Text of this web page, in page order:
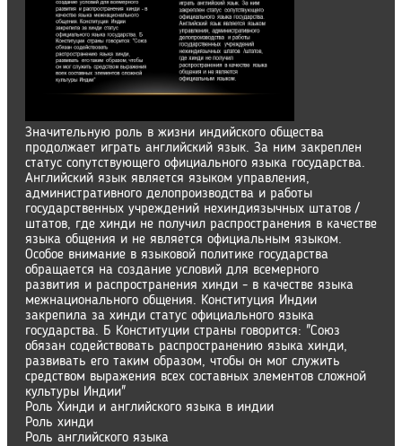
Значительную роль в жизни индийского общества
продолжает играть английский язык. За ним закреплен
статус сопутствующего официального языка государства.
Английский язык является языком управления,
административного делопроизводства и работы
государственных учреждений нехиндиязычных штатов /
штатов, где хинди не получил распространения в качестве
языка общения и не является официальным языком.
Особое внимание в языковой политике государства
обращается на создание условий для всемерного
развития и распространения хинди - в качестве языка
межнационального общения. Конституция Индии
закрепила за хинди статус официального языка
государства. Б Конституции страны говорится: "Союз
обязан содействовать распространению языка хинди,
развивать его таким образом, чтобы он мог служить
средством выражения всех составных элементов сложной
культуры Индии"
Роль Хинди и английского языка в индии
Роль хинди
Роль английского языка